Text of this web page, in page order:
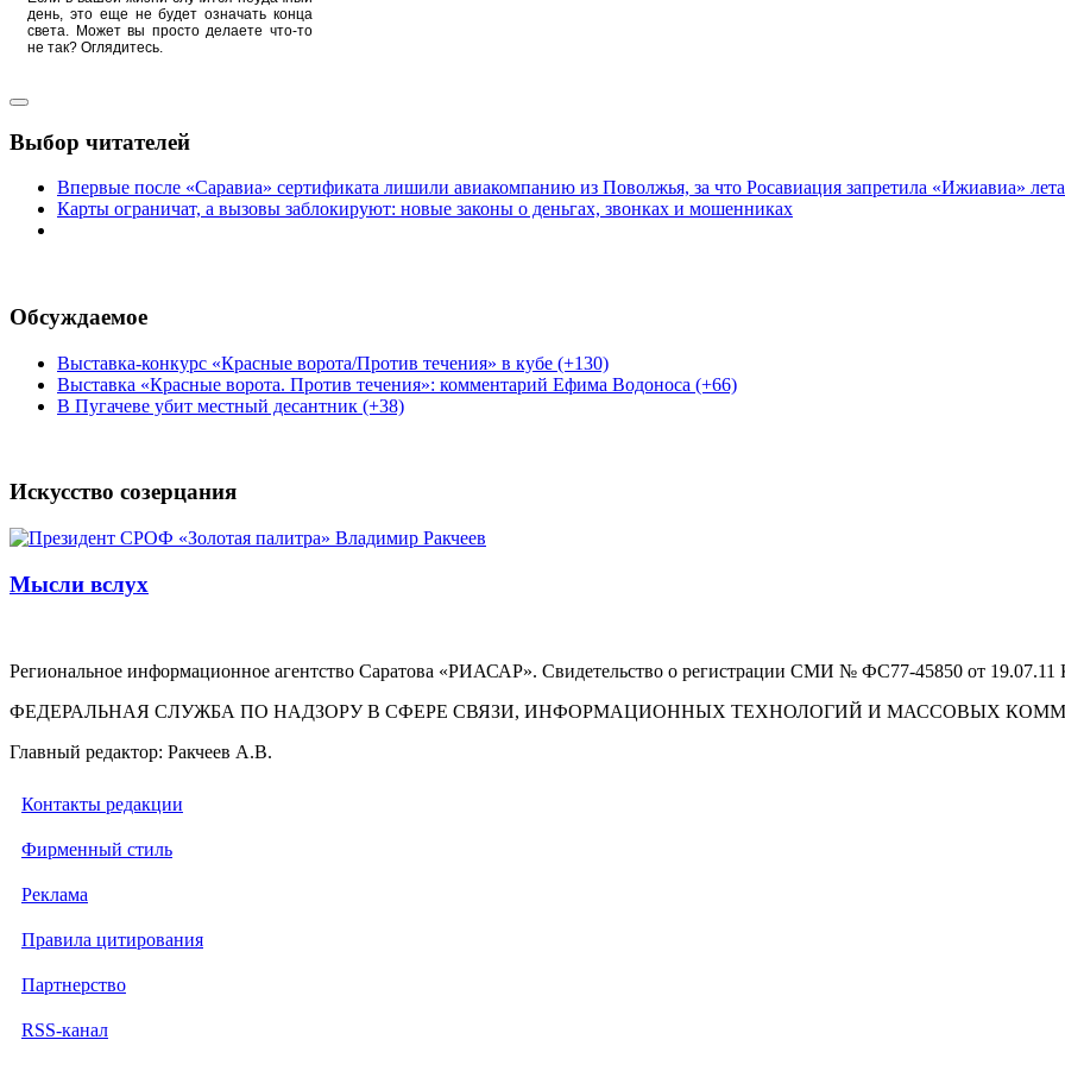
день, это еще не будет означать конца
света. Может вы просто делаете что-то
не так? Оглядитесь.
Выбор читателей
Впервые после «Саравиа» сертификата лишили авиакомпанию из Поволжья, за что Росавиация запретила «Ижиавиа»
Карты ограничат, а вызовы заблокируют: новые законы о деньгах, звонках и мошенниках
Обсуждаемое
Выставка-конкурс «Красные ворота/Против течения» в кубе (+130)
Выставка «Красные ворота. Против течения»: комментарий Ефима Водоноса (+66)
В Пугачеве убит местный десантник (+38)
Искусство созерцания
Мысли вслух
Региональное информационное агентство Саратова «РИАСАР». Свидетельство о регистрации СМИ № ФС77-45850 от
ФЕДЕРАЛЬНАЯ СЛУЖБА ПО НАДЗОРУ В СФЕРЕ СВЯЗИ, ИНФОРМАЦИОННЫХ ТЕХНОЛОГИЙ И МАССОВЫХ
Главный редактор: Ракчеев А.В.
Контакты редакции
Фирменный стиль
Реклама
Правила цитирования
Партнерство
RSS-канал